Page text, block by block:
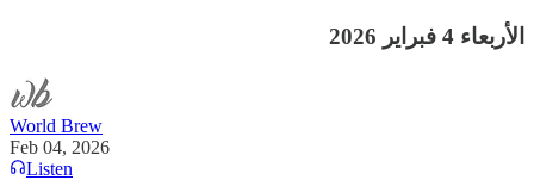
الأربعاء 4 فبراير 2026
World Brew
Feb 04, 2026
Listen